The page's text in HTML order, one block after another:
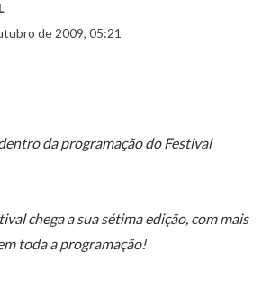
de 2009, 05:21
da programação do Festival
chega a sua sétima edição, com mais
toda a programação!